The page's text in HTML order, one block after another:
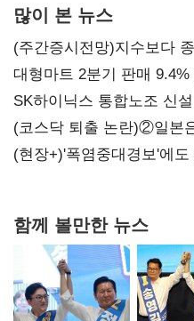
많이 본 뉴스
(주간증시전망)지수보다
대형마트 2분기 판매
SK하이닉스 통합노조 신
불만 확산
(코스닥 퇴출 논란)②일본
당장 퇴출?…시간만으론
(현장+)'폭염중대경보'에
함께 볼만한 뉴스